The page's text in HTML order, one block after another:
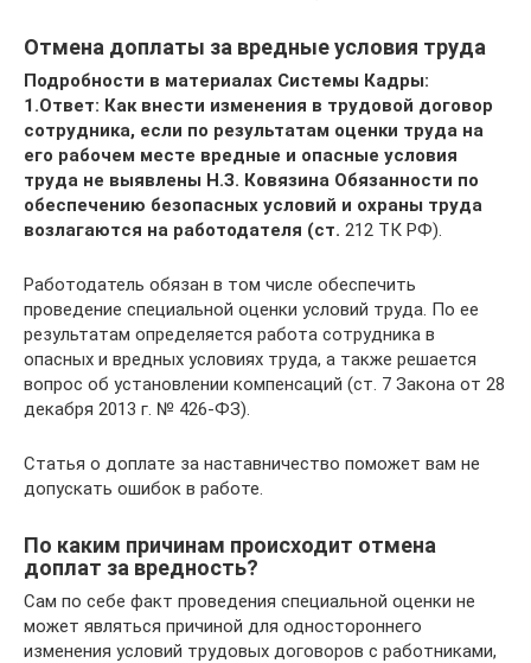
Отмена доплаты за вредные условия труда
Подробности в материалах Системы Кадры:
1.Ответ: Как внести изменения в трудовой договор
сотрудника, если по результатам оценки труда на
его рабочем месте вредные и опасные условия
труда не выявлены Н.З. Ковязина Обязанности по
обеспечению безопасных условий и охраны труда
возлагаются на работодателя (ст. 212 ТК РФ).
Работодатель обязан в том числе обеспечить
проведение специальной оценки условий труда. По ее
результатам определяется работа сотрудника в
опасных и вредных условиях труда, а также решается
вопрос об установлении компенсаций (ст. 7 Закона от 28
декабря 2013 г. № 426-ФЗ).
Статья о доплате за наставничество поможет вам не
допускать ошибок в работе.
По каким причинам происходит отмена
доплат за вредность?
Сам по себе факт проведения специальной оценки не
может являться причиной для одностороннего
изменения условий трудовых договоров с работниками,